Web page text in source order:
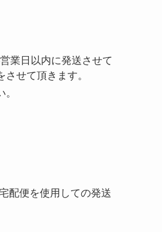
業日以内に発送させて
せて頂きます。
配便を使用しての発送